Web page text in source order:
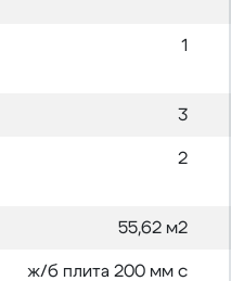
1
3
2
55,62 м2
ж/б плита 200 мм с